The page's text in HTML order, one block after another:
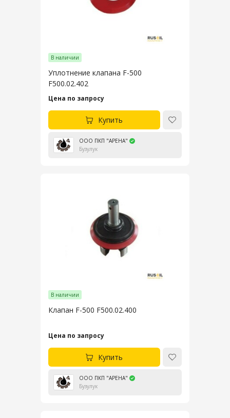
В наличии
Уплотнение клапана F-500
F500.02.402
Цена по запросу
Купить
ООО ПКП "АРЕНА"
Бузулук
В наличии
Клапан F-500 F500.02.400
Цена по запросу
Купить
ООО ПКП "АРЕНА"
Бузулук